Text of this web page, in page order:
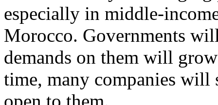
especially in middle-
Morocco. Governments
demands on them will
time, many companies will